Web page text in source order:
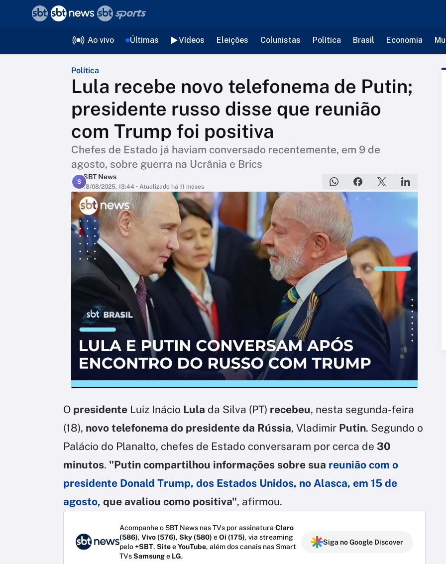
Ao vivo Últimas Vídeos Eleições Colunistas Política Brasil Economia
Política
Lula recebe novo telefonema de Putin;
presidente russo disse que reunião
com Trump foi positiva
Chefes de Estado já haviam conversado recentemente, em 9 de
agosto, sobre guerra na Ucrânia e Brics
S
SBT News
18/08/2025, 13:44 • Atualizado há 11 mêses
O presidente Luiz Inácio Lula da Silva (PT) recebeu, nesta segunda-feira
(18), novo telefonema do presidente da Rússia, Vladimir Putin. Segundo o
Palácio do Planalto, chefes de Estado conversaram por cerca de 30
minutos. "Putin compartilhou informações sobre sua reunião com o
presidente Donald Trump, dos Estados Unidos, no Alasca, em 15 de
agosto, que avaliou como positiva", afirmou.
Acompanhe o SBT News nas TVs por assinatura Claro
(586), Vivo (576), Sky (580) eOi (175), via streaming
pelo+SBT, SiteeYouTube, além dos canais nas Smart
TVsSamsunge LG.
Siga no Google Discover
voltar
Editorias